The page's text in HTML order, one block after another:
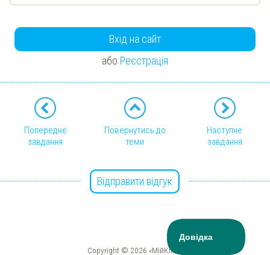
Вхід на сайт
або Реєстрація
Попереднє
завдання
Повернутись до
теми
Наступне
завдання
Відправити відгук
Copyright © 2026 «МійКлас»